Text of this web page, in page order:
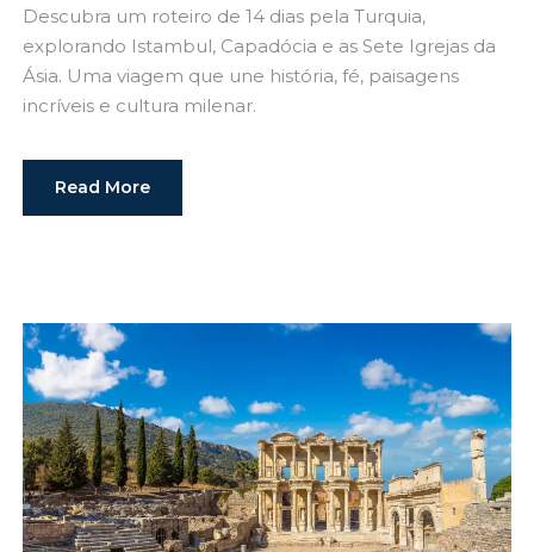
Descubra um roteiro de 14 dias pela Turquia,
explorando Istambul, Capadócia e as Sete Igrejas da
Ásia. Uma viagem que une história, fé, paisagens
incríveis e cultura milenar.
Read More